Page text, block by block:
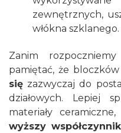
zewnętrznych,
włókna szklanego.
Zanim
pamiętać, że
się zazwyczaj do
działowych. Lepiej
materiały
wyższy współczynnik